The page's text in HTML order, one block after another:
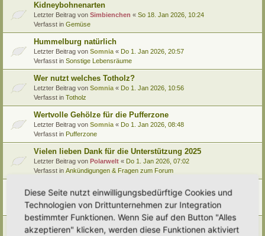
Kidneybohnenarten
Letzter Beitrag von Simbienchen « So 18. Jan 2026, 10:24
Verfasst in Gemüse
Hummelburg natürlich
Letzter Beitrag von Somnia « Do 1. Jan 2026, 20:57
Verfasst in Sonstige Lebensräume
Wer nutzt welches Totholz?
Letzter Beitrag von Somnia « Do 1. Jan 2026, 10:56
Verfasst in Totholz
Wertvolle Gehölze für die Pufferzone
Letzter Beitrag von Somnia « Do 1. Jan 2026, 08:48
Verfasst in Pufferzone
Vielen lieben Dank für die Unterstützung 2025
Letzter Beitrag von Polarwelt « Do 1. Jan 2026, 07:02
Verfasst in Ankündigungen & Fragen zum Forum
Pflanzenportrait (9): Quitte
Letzter Beitrag von Ann1981«Mi 24. Dez 2025, 12:15
Verfasst inPflanzenportraits/ Identifikation
Video Empfehlung (nicht nur) für Kinder
Letzter Beitrag vonMiri « Di 23. Dez 2025, 21:56
Diese Seite nutzt einwilligungsbedürftige Cookies und
Technologien von Drittunternehmen zur Integration
bestimmter Funktionen. Wenn Sie auf den Button "Alles
akzeptieren" klicken, werden diese Funktionen aktiviert